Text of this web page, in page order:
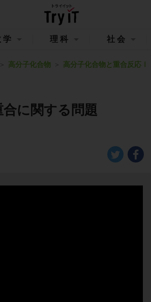
学 理科 社会
高分子化合物 高分子化合物と重合反応Ⅰ
に関する問題